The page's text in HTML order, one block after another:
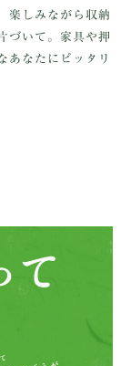
楽しみながら収納
づいて。家具や押
あなたにピッタリ